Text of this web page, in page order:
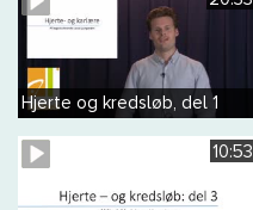
Hjerte og kredsløb, del 1
10:53